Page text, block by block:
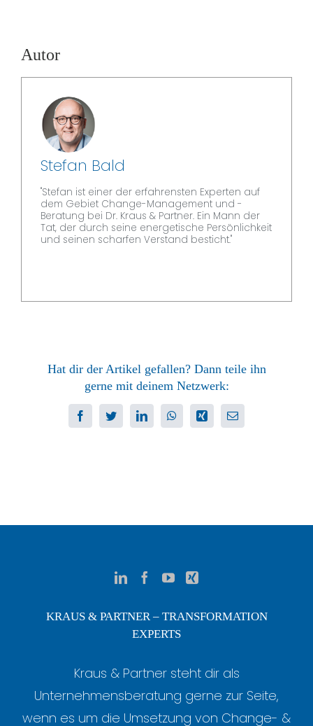
Autor
Stefan Bald
"Stefan ist einer der erfahrensten Experten auf
dem Gebiet Change-Management und -
Beratung bei Dr. Kraus & Partner. Ein Mann der
Tat, der durch seine energetische Persönlichkeit
und seinen scharfen Verstand besticht."
Hat dir der Artikel gefallen? Dann teile ihn
gerne mit deinem Netzwerk:
FacebookTwitterLinkedInWhatsApp
Xing
E-
Mail
KRAUS & PARTNER – TRANSFORMATION
EXPERTS
Kraus & Partner steht dir als
Unternehmensberatung gerne zur Seite,
wenn es um die Umsetzung von Change- &